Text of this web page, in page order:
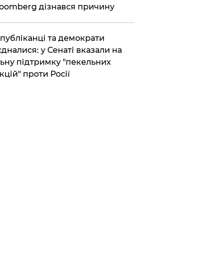
дізнався причину
та демократи
у Сенаті вказали на
підтримку "пекельних
проти Росії